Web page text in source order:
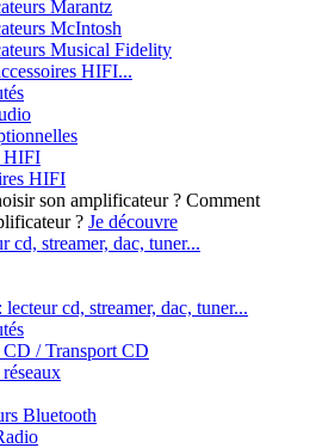
Marantz
McIntosh
Musical Fidelity
HIFI...
HIFI
HIFI
Comment
? Je découvre
cd, streamer, dac, tuner...
lecteur cd, streamer, dac, tuner...
CD / Transport CD
Bluetooth